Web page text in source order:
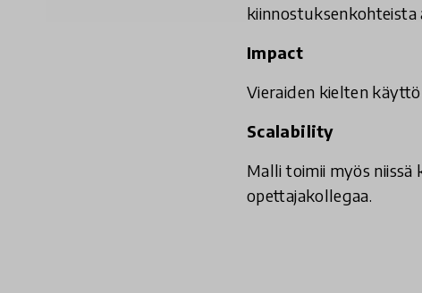
kiinnostuksenkohteista
Impact
Vieraiden kielten
Scalability
Malli toimii myös niissä
opettajakollegaa.